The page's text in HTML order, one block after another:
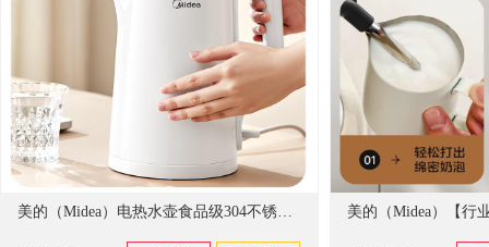
美的（Midea）电热水壶食品级304不锈钢自动断电双层防烫全钢无缝1.5L容量 MK-HJ1566